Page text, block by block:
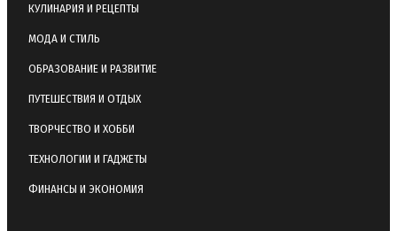
КУЛИНАРИЯ И РЕЦЕПТЫ
МОДА И СТИЛЬ
ОБРАЗОВАНИЕ И РАЗВИТИЕ
ПУТЕШЕСТВИЯ И ОТДЫХ
ТВОРЧЕСТВО И ХОББИ
ТЕХНОЛОГИИ И ГАДЖЕТЫ
ФИНАНСЫ И ЭКОНОМИЯ